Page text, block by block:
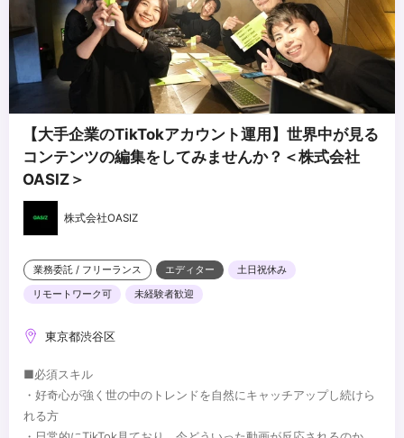
【大手企業のTikTokアカウント運用】世界中が見る
コンテンツの編集をしてみませんか？＜株式会社
OASIZ＞
株式会社OASIZ
業務委託 / フリーランス エディター
土日祝休み
リモートワーク可
未経験者歓迎
東京都渋谷区
■必須スキル
・好奇心が強く世の中のトレンドを自然にキャッチアップし続けら
れる方